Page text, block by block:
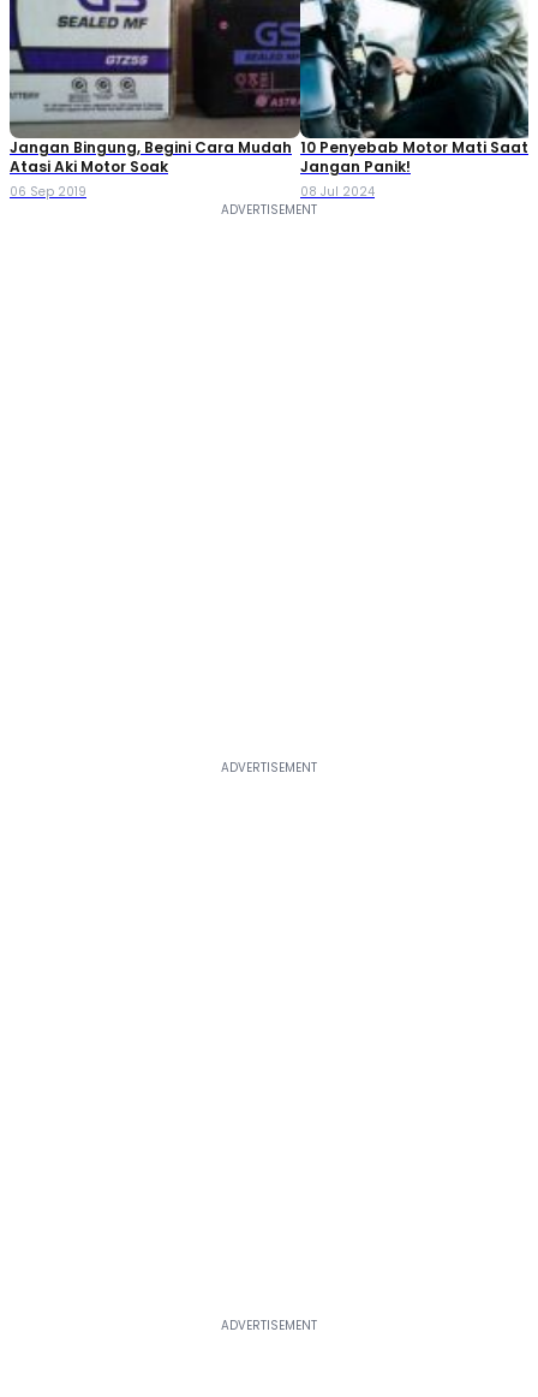
Jangan Bingung, Begini Cara Mudah
Atasi Aki Motor Soak
06 Sep 2019
10 Penyebab Motor Mati Saat
Jangan Panik!
08 Jul 2024